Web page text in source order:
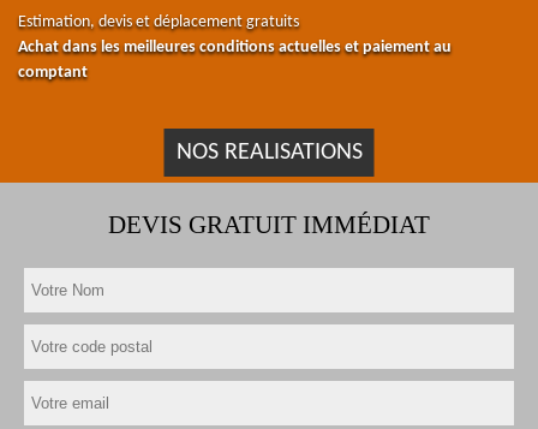
Estimation, devis et déplacement gratuits
Achat dans les meilleures conditions actuelles et paiement au
comptant
NOS REALISATIONS
DEVIS GRATUIT IMMÉDIAT